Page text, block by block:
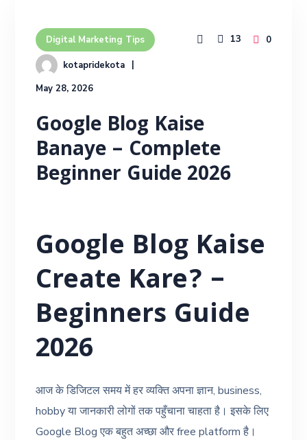
Digital Marketing Tips
kotapridekota
May 28, 2026
13 0
Google Blog Kaise
Banaye – Complete
Beginner Guide 2026
Google Blog Kaise
Create Kare? –
Beginners Guide
2026
आज के डिजिटल समय में हर व्यक्ति अपना ज्ञान, business,
hobby या जानकारी लोगों तक पहुँचाना चाहता है। इसके लिए
Google Blog एक बहुत अच्छा और free platform है।